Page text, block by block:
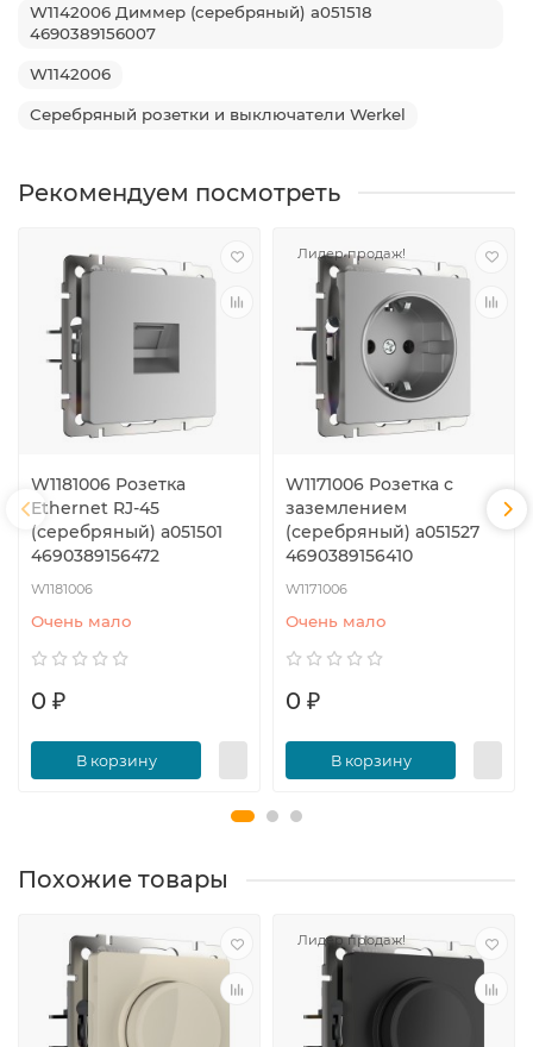
W1142006 Диммер (серебряный) a051518
4690389156007
W1142006
Серебряный розетки и выключатели Werkel
Рекомендуем посмотреть
W1181006 Розетка
Ethernet RJ-45
(серебряный) a051501
4690389156472
W1181006
Очень мало
0 ₽
В корзину
Лидер продаж!
W1171006 Розетка с
заземлением
(серебряный) a051527
4690389156410
W1171006
Очень мало
0 ₽
В корзину
Похожие товары
Лидер продаж!